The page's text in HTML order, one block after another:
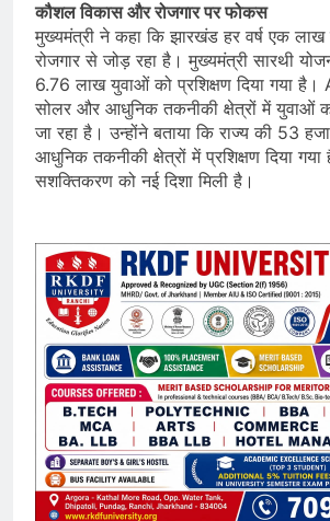
कौशल विकास और रोजगार पर फोकस
मुख्यमंत्री ने कहा कि झारखंड हर वर्ष एक
रोजगार से जोड़ रहा है। मुख्यमंत्री सारथी
6.76 लाख युवाओं को प्रशिक्षण दिया गया है।
सोलर और आधुनिक तकनीकी क्षेत्रों में युवाओं को
जा रहा है। उन्होंने बताया कि राज्य की 53
आधुनिक तकनीकी क्षेत्रों में प्रशिक्षण दिया
सशक्तिकरण को नई दिशा मिली है।